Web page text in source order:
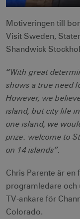
Motiveringen till
Visit Sweden,
Shandwick
“With great
shows a true need
However, we
island, but city life
one island, we
prize: welcome to
on 14 islands”.
Chris Parente är
programledare och
TV-ankare för
Colorado.